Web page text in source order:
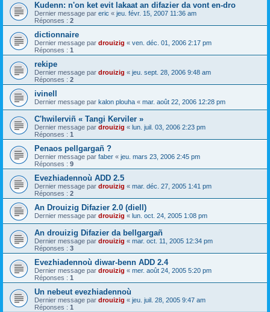
Kudenn: n'on ket evit lakaat an difazier da vont en-dro
Dernier message par eric « jeu. févr. 15, 2007 11:36 am
Réponses : 2
dictionnaire
Dernier message par drouizig « ven. déc. 01, 2006 2:17 pm
Réponses : 1
rekipe
Dernier message par drouizig « jeu. sept. 28, 2006 9:48 am
Réponses : 2
ivinell
Dernier message par kalon plouha « mar. août 22, 2006 12:28 pm
C'hwilerviñ « Tangi Kerviler »
Dernier message par drouizig « lun. juil. 03, 2006 2:23 pm
Réponses : 1
Penaos pellgargañ ?
Dernier message par faber « jeu. mars 23, 2006 2:45 pm
Réponses : 9
Evezhiadennoù ADD 2.5
Dernier message par drouizig « mar. déc. 27, 2005 1:41 pm
Réponses : 2
An Drouizig Difazier 2.0 (diell)
Dernier message par drouizig « lun. oct. 24, 2005 1:08 pm
An drouizig Difazier da bellgargañ
Dernier message par drouizig « mar. oct. 11, 2005 12:34 pm
Réponses : 3
Evezhiadennoù diwar-benn ADD 2.4
Dernier message par drouizig « mer. août 24, 2005 5:20 pm
Réponses : 1
Un nebeut evezhiadennoù
Dernier message par drouizig « jeu. juil. 28, 2005 9:47 am
Réponses : 1